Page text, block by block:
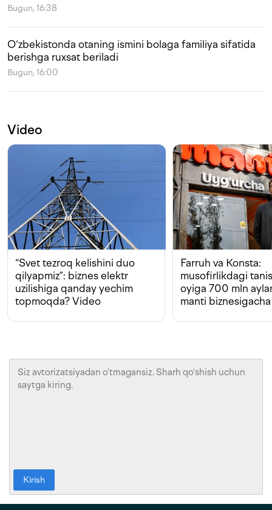
Bugun, 16:38
O‘zbekistonda otaning ismini bolaga familiya sifatida
berishga ruxsat beriladi
Bugun, 16:00
Video
“Svet tezroq kelishini duo
qilyapmiz”: biznes elektr
uzilishiga qanday yechim
topmoqda? Video
Farruh va Konsta:
musofirlikdagi
oyiga 700 mln
manti biznesigacha
Kirish